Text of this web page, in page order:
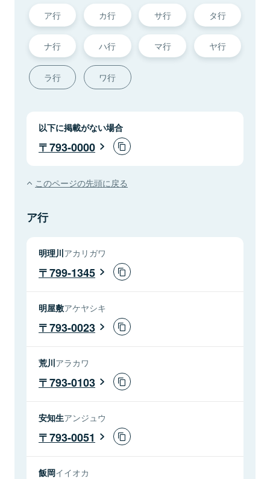
ア行 カ行 サ行 タ行
ナ行 ハ行 マ行 ヤ行
ラ行 ワ行
以下に掲載がない場合
793-0000
このページの先頭に戻る
ア行
明理川アカリガワ
799-1345
明屋敷アケヤシキ
793-0023
荒川アラカワ
793-0103
安知生アンジュウ
793-0051
飯岡イイオカ